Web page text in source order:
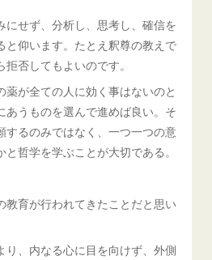
にせず、分析し、思考し、確信を
と仰います。たとえ釈尊の教えで
否してもよいのです。
薬が全ての人に効く事はないのと
あうものを選んで進めば良い。そ
するのみではなく、一つ一つの意
哲学を学ぶことが大切である。
教育が行われてきたことだと思い
り、内なる心に目を向けず、外側